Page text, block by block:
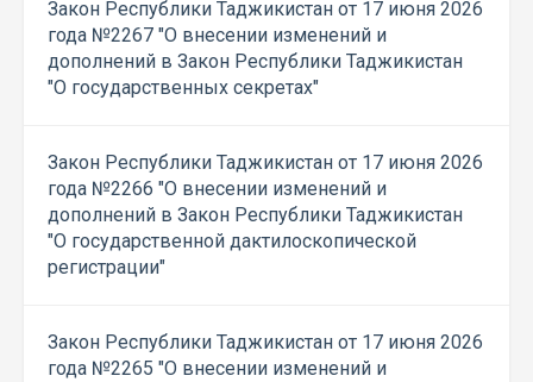
Закон Республики Таджикистан от 17 июня 2026
года №2267 "О внесении изменений и
дополнений в Закон Республики Таджикистан
"О государственных секретах"
Закон Республики Таджикистан от 17 июня 2026
года №2266 "О внесении изменений и
дополнений в Закон Республики Таджикистан
"О государственной дактилоскопической
регистрации"
Закон Республики Таджикистан от 17 июня 2026
года №2265 "О внесении изменений и